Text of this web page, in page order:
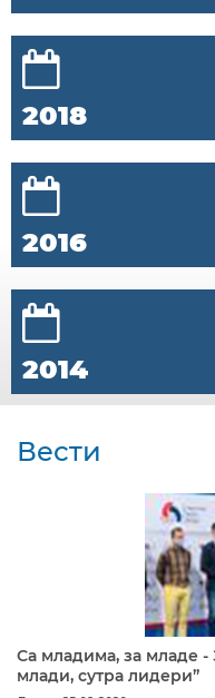
2018
2016
2014
Вести
Са младима, за младе -
млади, сутра лидери”